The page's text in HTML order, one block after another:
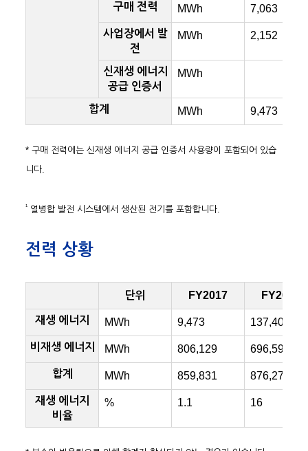
구매 전력 MWh 7,063
사업장에서 발
전
MWh 2,152
신재생 에너지
공급 인증서
MWh
합계 MWh 9,473
* 구매 전력에는 신재생 에너지 공급 인증서 사용량이 포함되어 있습
니다.
1 열병합 발전 시스템에서 생산된 전기를 포함합니다.
전력 상황
단위 FY2017 FY2018
재생 에너지 MWh 9,473 137,405
비재생 에너지 MWh 806,129 696,595
합계 MWh 859,831 876,273
재생 에너지
비율
% 1.1 16